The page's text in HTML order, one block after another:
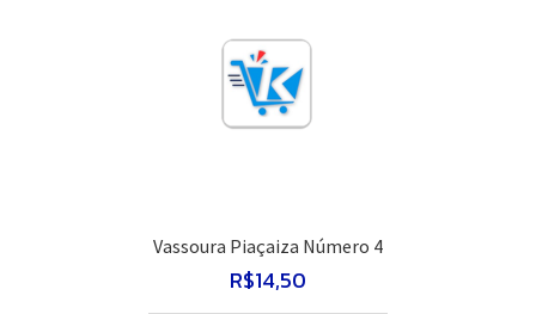
Vassoura Piaçaiza Número 4
R$14,50